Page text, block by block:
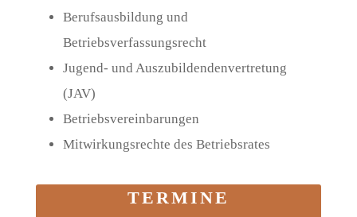
Berufsausbildung und
Betriebsverfassungsrecht
Jugend- und Auszubildendenvertretung
(JAV)
Betriebsvereinbarungen
Mitwirkungsrechte des Betriebsrates
TERMINE